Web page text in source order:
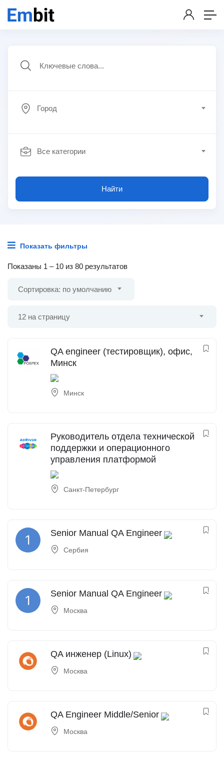
Город
Все категории
Найти
Показать фильтры
Показаны 1 – 10 из 80 результатов
Сортировка: по умолчанию
12 на страницу
QA engineer (тестировщик), офис,
Минск
Минск
Руководитель отдела технической
поддержки и операционного
управления платформой
Санкт-Петербург
Senior Manual QA Engineer
Сербия
Senior Manual QA Engineer
Москва
QA инженер (Linux)
Москва
QA Engineer Middle/Senior
Москва